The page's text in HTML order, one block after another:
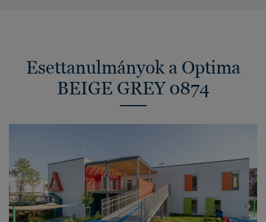
Esettanulmányok a Optima
BEIGE GREY 0874